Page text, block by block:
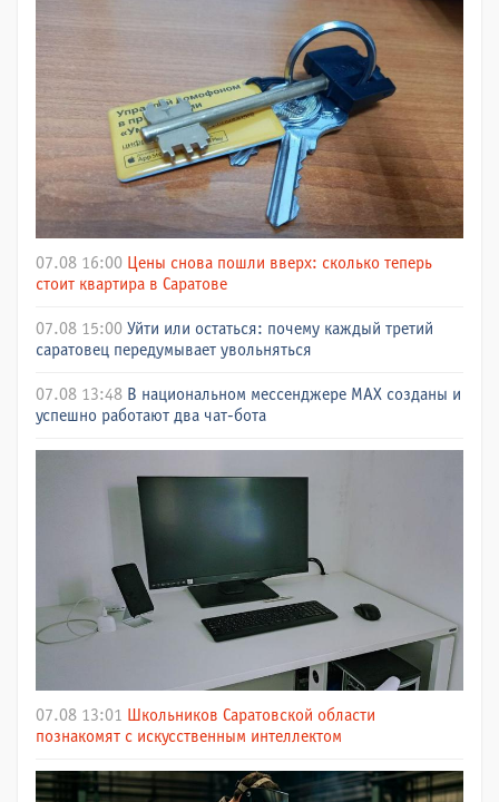
07.08 16:00 Цены снова пошли вверх: сколько теперь
стоит квартира в Саратове
07.08 15:00 Уйти или остаться: почему каждый третий
саратовец передумывает увольняться
07.08 13:48 В национальном мессенджере МАХ созданы и
успешно работают два чат-бота
07.08 13:01
Школьников Саратовской области
познакомят с искусственным интеллектом